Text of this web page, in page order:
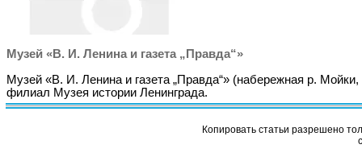
Музей «В. И. Ленина и газета „Правда“»
Музей «В. И. Ленина и газета „Правда“» (набережная р. Мойки,
филиал Музея истории Ленинграда.
Копировать статьи разрешено